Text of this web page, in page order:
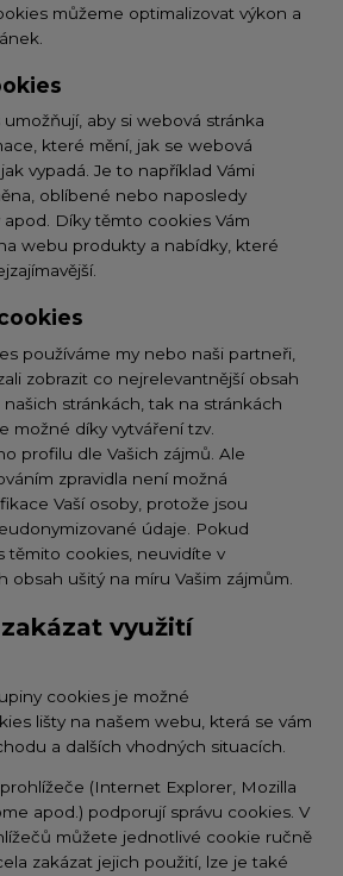
můžeme optimalizovat výkon a
aby si webová stránka
které mění, jak se webová
vypadá. Je to například Vámi
oblíbené nebo naposledy
Díky těmto cookies Vám
webu produkty a nabídky, které
používáme my nebo naši partneři,
zobrazit co nejrelevantnější obsah
stránkách, tak na stránkách
možné díky vytváření tzv.
profilu dle Vašich zájmů. Ale
zpravidla není možná
Vaší osoby, protože jsou
údaje. Pokud
těmito cookies, neuvidíte v
obsah ušitý na míru Vašim zájmům.
využití
cookies je možné
lišty na našem webu, která se vám
a dalších vhodných situacích.
(Internet Explorer, Mozilla
apod.) podporují správu cookies. V
můžete jednotlivé cookie ručně
zakázat jejich použití, lze je také